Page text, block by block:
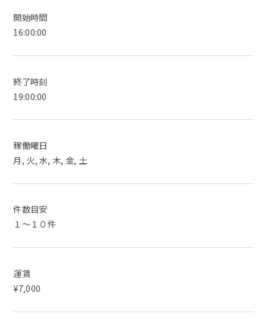
開始時間
16:00:00
終了時刻
19:00:00
稼働曜日
月, 火, 水, 木, 金, 土
件数目安
１～１０件
運賃
¥7,000